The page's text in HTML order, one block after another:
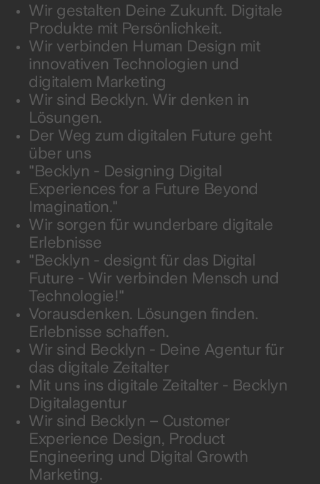
Wir gestalten Deine Zukunft. Digitale
Produkte mit Persönlichkeit.
Wir verbinden Human Design mit
innovativen Technologien und
digitalem Marketing
Wir sind Becklyn. Wir denken in
Lösungen.
Der Weg zum digitalen Future geht
über uns
"Becklyn - Designing Digital
Experiences for a Future Beyond
Imagination."
Wir sorgen für wunderbare digitale
Erlebnisse
"Becklyn - designt für das Digital
Future - Wir verbinden Mensch und
Technologie!"
Vorausdenken. Lösungen finden.
Erlebnisse schaffen.
Wir sind Becklyn - Deine Agentur für
das digitale Zeitalter
Mit uns ins digitale Zeitalter - Becklyn
Digitalagentur
Wir sind Becklyn – Customer
Experience Design, Product
Engineering und Digital Growth
Marketing.